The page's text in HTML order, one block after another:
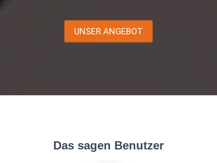
UNSER ANGEBOT
Das sagen Benutzer